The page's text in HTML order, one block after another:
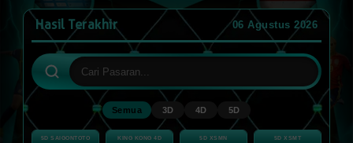
Hasil Terakhir 06 Agustus 2026
Semua 3D 4D 5D
5D SAIGONTOTO KING KONG 4D 5D XSMN 5D XSMT